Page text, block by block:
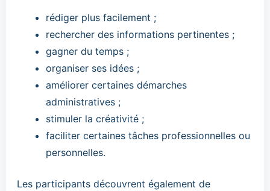
rédiger plus facilement ;
rechercher des informations pertinentes ;
gagner du temps ;
organiser ses idées ;
améliorer certaines démarches
administratives ;
stimuler la créativité ;
faciliter certaines tâches professionnelles ou
personnelles.
Les participants découvrent également de